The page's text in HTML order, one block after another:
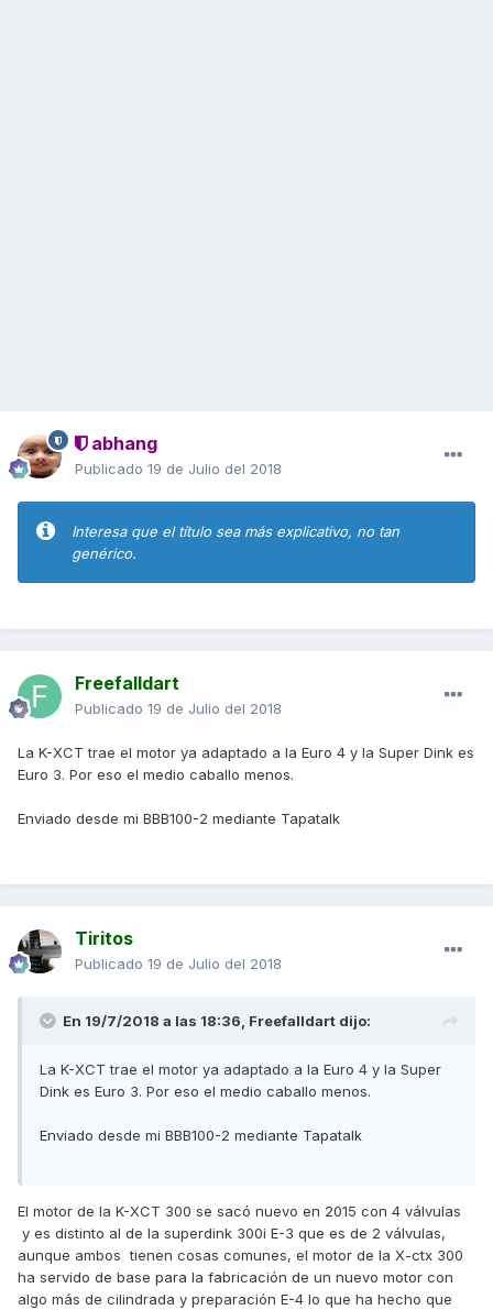
abhang
Publicado 19 de Julio del 2018
Interesa que el título sea más explicativo, no tan
genérico.
Freefalldart
Publicado 19 de Julio del 2018
La K-XCT trae el motor ya adaptado a la Euro 4 y la Super Dink es
Euro 3. Por eso el medio caballo menos.
Enviado desde mi BBB100-2 mediante Tapatalk
Tiritos
Publicado 19 de Julio del 2018
En 19/7/2018 a las 18:36, Freefalldart dijo:
La K-XCT trae el motor ya adaptado a la Euro 4 y la Super
Dink es Euro 3. Por eso el medio caballo menos.
Enviado desde mi BBB100-2 mediante Tapatalk
El motor de la K-XCT 300 se sacó nuevo en 2015 con 4 válvulas
y es distinto al de la superdink 300i E-3 que es de 2 válvulas,
aunque ambos tienen cosas comunes, el motor de la X-ctx 300
ha servido de base para la fabricación de un nuevo motor con
algo más de cilindrada y preparación E-4 lo que ha hecho que